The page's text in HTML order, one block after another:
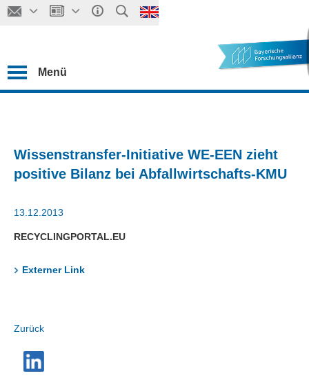
Menü
Wissenstransfer-Initiative WE-EEN zieht
positive Bilanz bei Abfallwirtschafts-KMU
13.12.2013
RECYCLINGPORTAL.EU
Externer Link
Zurück